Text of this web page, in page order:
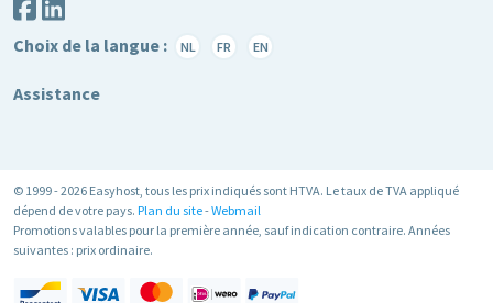
Choix de la langue : NL FR EN
Assistance
© 1999 - 2026 Easyhost, tous les prix indiqués sont HTVA. Le taux de TVA appliqué
dépend de votre pays. Plan du site-Webmail
Promotions valables pour la première année, sauf indication contraire. Années
suivantes : prix ordinaire.